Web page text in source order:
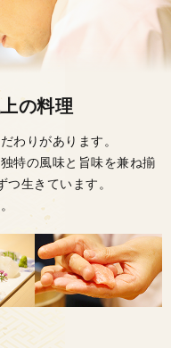
の料理
わりがあります。
特の風味と旨味を兼ね揃
生きています。